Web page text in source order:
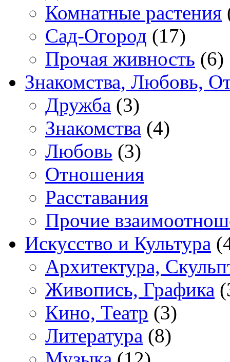
Комнатные растения
Сад-Огород (17)
Прочая живность (6)
Знакомства, Любовь,
Дружба (3)
Знакомства (4)
Любовь (3)
Отношения
Расставания
Прочие
Искусство и Культура
Архитектура,
Живопись, Графика
Кино, Театр (3)
Литература (8)